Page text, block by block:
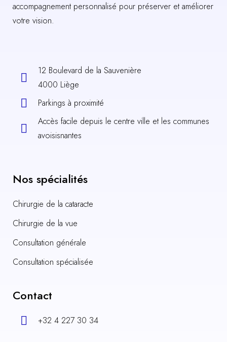
accompagnement personnalisé pour préserver et améliorer
votre vision.
12 Boulevard de la Sauvenière
4000 Liège
Parkings à proximité
Accès facile depuis le centre ville et les communes
avoisisnantes
Nos spécialités
Chirurgie de la cataracte
Chirurgie de la vue
Consultation générale
Consultation spécialisée
Contact
+32 4 227 30 34